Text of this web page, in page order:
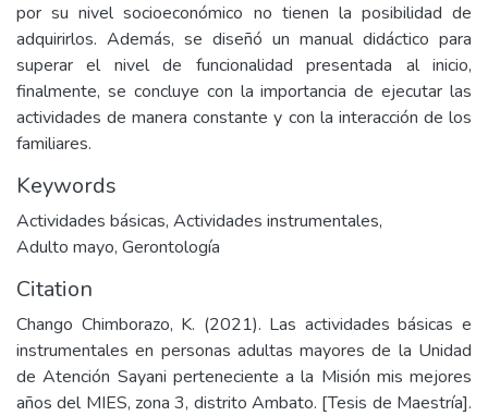
por su nivel socioeconómico no tienen la posibilidad de
adquirirlos. Además, se diseñó un manual didáctico para
superar el nivel de funcionalidad presentada al inicio,
finalmente, se concluye con la importancia de ejecutar las
actividades de manera constante y con la interacción de los
familiares.
Keywords
Actividades básicas, Actividades instrumentales,
Adulto mayo, Gerontología
Citation
Chango Chimborazo, K. (2021). Las actividades básicas e
instrumentales en personas adultas mayores de la Unidad
de Atención Sayani perteneciente a la Misión mis mejores
años del MIES, zona 3, distrito Ambato. [Tesis de Maestría].